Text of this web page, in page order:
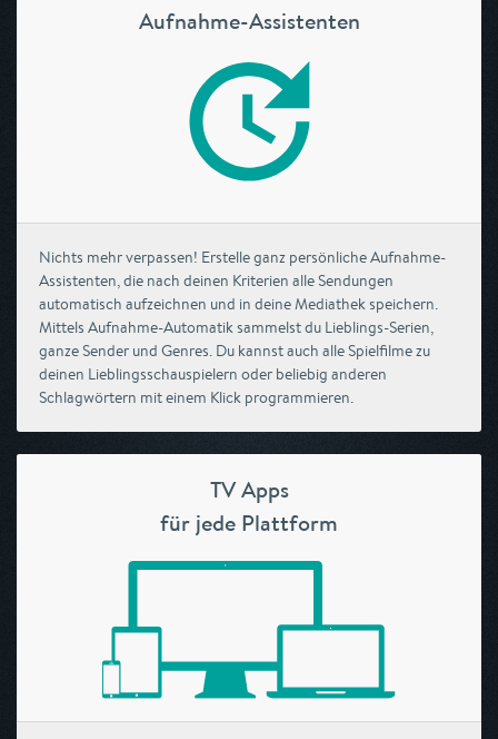
Aufnahme-Assistenten
Nichts mehr verpassen! Erstelle ganz persönliche Aufnahme-
Assistenten, die nach deinen Kriterien alle Sendungen
automatisch aufzeichnen und in deine Mediathek speichern.
Mittels Aufnahme-Automatik sammelst du Lieblings-Serien,
ganze Sender und Genres. Du kannst auch alle Spielfilme zu
deinen Lieblingsschauspielern oder beliebig anderen
Schlagwörtern mit einem Klick programmieren.
TV Apps
für jede Plattform